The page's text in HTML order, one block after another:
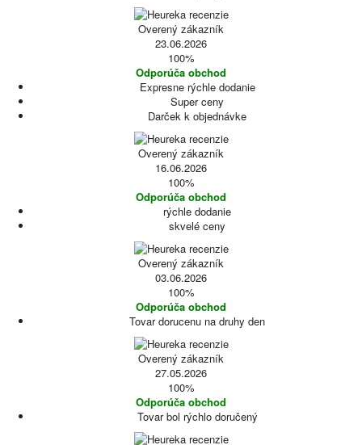
Overený zákazník
23.06.2026
100%
Odporúča obchod
Expresne rýchle dodanie
Super ceny
Darček k objednávke
Overený zákazník
16.06.2026
100%
Odporúča obchod
rýchle dodanie
skvelé ceny
Overený zákazník
03.06.2026
100%
Odporúča obchod
Tovar dorucenu na druhy den
Overený zákazník
27.05.2026
100%
Odporúča obchod
Tovar bol rýchlo doručený